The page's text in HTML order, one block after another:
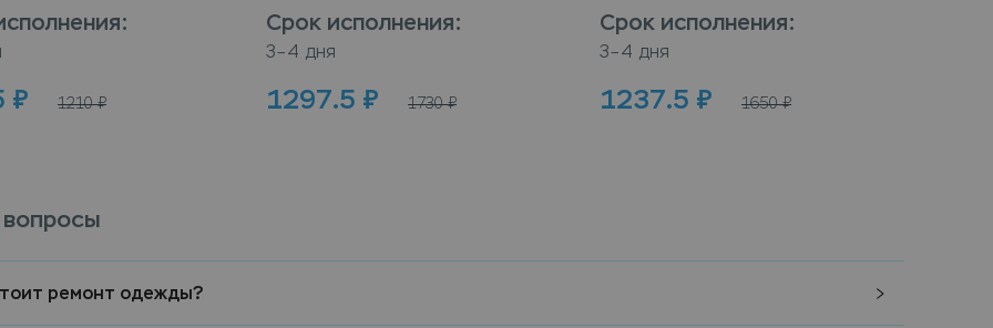
:
₽ 1210 ₽
Срок исполнения:
3–4 дня
1297.5 ₽ 1730 ₽
Срок исполнения:
3–4 дня
1237.5 ₽ 1650 ₽
ремонт одежды?